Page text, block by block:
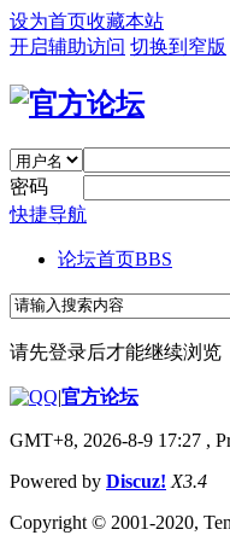
设为首页收藏本站
开启辅助访问 切换到窄版
密码
快捷导航
论坛首页BBS
请先登录后才能继续浏览
|官方论坛
GMT+8, 2026-8-9 17:27 ,
Powered by Discuz! X3.4
Copyright © 2001-2020,